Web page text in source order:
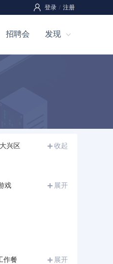
登录 / 注册
招聘会 发现
大兴区
收起
戏
展开
作餐
展开